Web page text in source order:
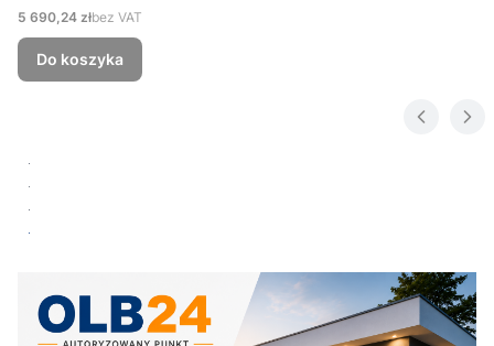
Cena
5 690,24 złbez VAT
Do koszyka